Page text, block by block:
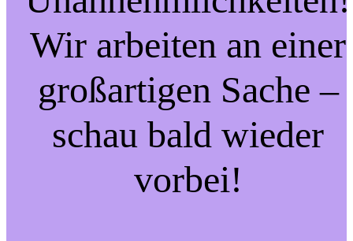
Wir arbeiten an einer
großartigen Sache –
schau bald wieder
vorbei!